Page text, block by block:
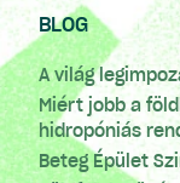
BLOG
A világ
Miért jobb a
hidropóniás
Beteg Épület